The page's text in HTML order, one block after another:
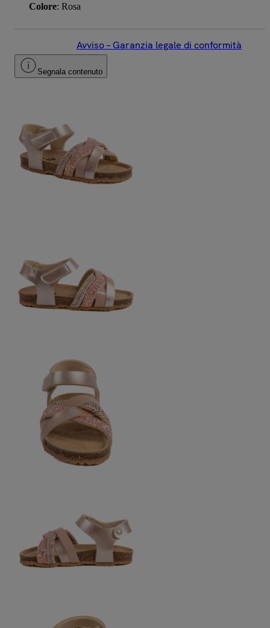
Colore: Rosa
Avviso – Garanzia legale di conformità
Segnala contenuto